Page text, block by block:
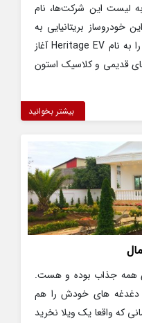
لیست این شرکت‌ها، نام
خودروساز بریتانیایی به
تازگی اعلام کرده که پروژه جدیدی را به نام Heritage EV آغاز
قدیمی و کلاسیک استون
بیشتر بخوانید
همه جذاب بوده و هست.
دغدغه های خودش را هم
که واقعا یک ویلا نخرید